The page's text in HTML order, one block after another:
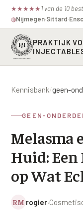
★ ★ ★ ★ ★
◍Nijmegen·Sittard·
PRAKTIJK
Voorhoofdsrimpels
Fronsrimpel
Wenkbrauwen
Kraaienpootjes
Hangende oogleden
Botox / anti-rimpel
Belotero
Profielen
VEROUDERING
Hangende Huid Profiel
Prijzen
Kennisbank/geen-
GEEN-
Melasma
Huid:
op Wat
RM rogier·